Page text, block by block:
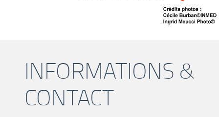
INFORMATIONS &
CONTACT